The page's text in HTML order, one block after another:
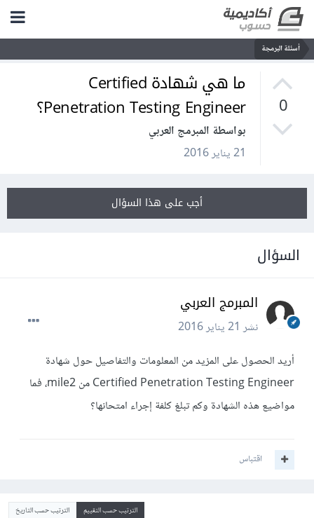
أسئلة البرمجة
0
ما هي شهادة Certified
Penetration Testing Engineer؟
بواسطة المبرمج العربي
21 يناير 2016
أجب على هذا السؤال
السؤال
المبرمج العربي
نشر21 يناير 2016
أريد الحصول على المزيد من المعلومات والتفاصيل حول شهادة
Certified Penetration Testing Engineer من mile2، فما
مواضيع هذه الشهادة وكم تبلغ كلفة إجراء امتحانها؟
اقتباس
الترتيب حسب التقييم الترتيب حسب التاريخ